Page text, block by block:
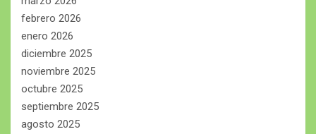
febrero 2026
enero 2026
diciembre 2025
noviembre 2025
octubre 2025
septiembre 2025
agosto 2025